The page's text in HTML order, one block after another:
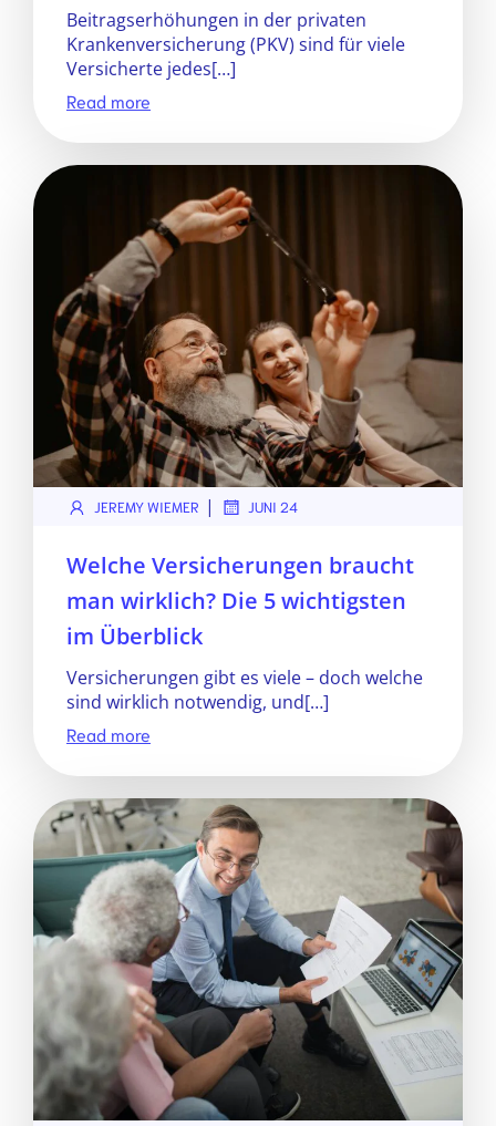
Beitragserhöhungen in der privaten
Krankenversicherung (PKV) sind für viele
Versicherte jedes[…]
Read more
JEREMY WIEMER | JUNI 24
Welche Versicherungen braucht
man wirklich? Die 5 wichtigsten
im Überblick
Versicherungen gibt es viele – doch welche
sind wirklich notwendig, und[…]
Read more